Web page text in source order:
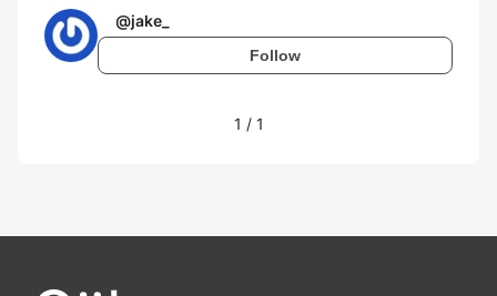
@jake_
Follow
1 / 1